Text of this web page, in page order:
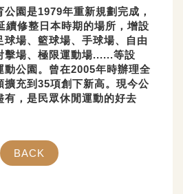
公園是1979年重新規劃完成，
續修整日本時期的場所，增設
球場、籃球場、手球場、自由
擊場、極限運動場......等設
動公園。曾在2005年時辦理全
擴充到35項創下新高。現今公
有，是民眾休閒運動的好去
BACK